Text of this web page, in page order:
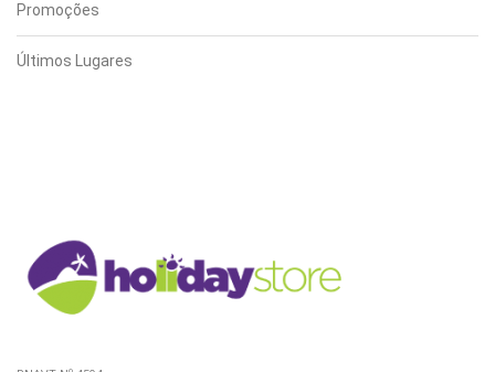
Promoções
Últimos Lugares